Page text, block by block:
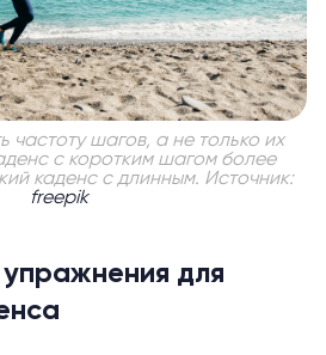
частоту шагов, а не только их
с коротким шагом более
каденс с длинным. Источник:
freepik
для